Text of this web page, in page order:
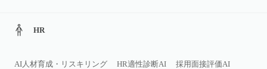
HR
AI人材育成・リスキリング HR適性診断AI
採用面接評価AI